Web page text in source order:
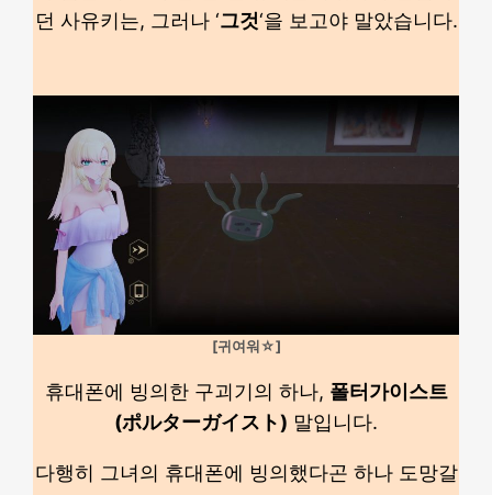
던 사유키는, 그러나 ‘그것‘을 보고야 말았습니다.
[귀여워☆]
휴대폰에 빙의한 구괴기의 하나, 폴터가이스트
(ポルターガイスト) 말입니다.
다행히 그녀의 휴대폰에 빙의했다곤 하나 도망갈